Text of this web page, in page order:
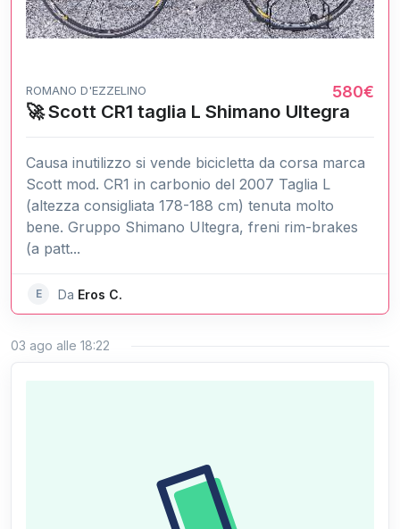
ROMANO D'EZZELINO 580€
🚀 Scott CR1 taglia L Shimano Ultegra
Causa inutilizzo si vende bicicletta da corsa marca
Scott mod. CR1 in carbonio del 2007 Taglia L
(altezza consigliata 178-188 cm) tenuta molto
bene. Gruppo Shimano Ultegra, freni rim-brakes
(a patt...
E Da Eros C.
03 ago alle 18:22